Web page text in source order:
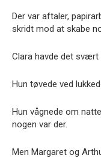
Der var aftaler,
skridt mod at skabe
Clara havde det svært
Hun tøvede ved
Hun vågnede om
nogen var der.
Men Margaret og